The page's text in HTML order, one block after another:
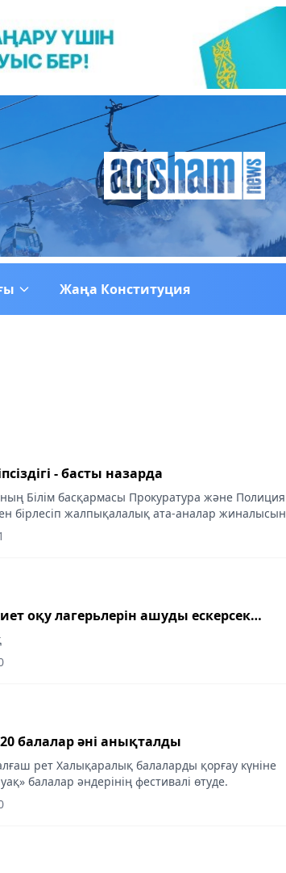
Жаңа Конституция
- басты назарда
Білім басқармасы Прокуратура және Полиция
бірлесіп жалпықалалық ата-аналар жиналысын
оқу лагерьлерін ашуды ескерсек…
балалар әні анықталды
рет Халықаралық балаларды қорғау күніне
балалар әндерінің фестивалі өтуде.